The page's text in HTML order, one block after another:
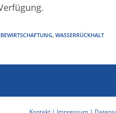
WASSERRÜCKHALT